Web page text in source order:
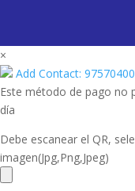
×
Add Contact:
Este método de pago no
día
Debe escanear el QR,
imagen(Jpg,Png,Jpeg)